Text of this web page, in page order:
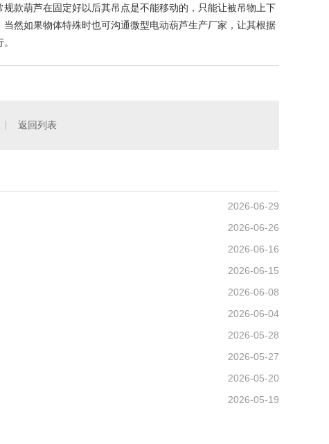
款葫芦在固定好以后其吊点是不能移动的，只能让被吊物上下
然如果物体特殊时也可沟通微型电动葫芦生产厂家，让其根据
返回列表
2026-06-29
2026-06-26
2026-06-16
2026-06-15
2026-06-08
2026-06-04
2026-05-28
2026-05-27
2026-05-20
2026-05-19